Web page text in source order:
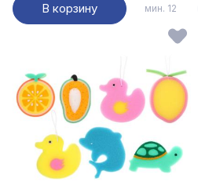
В корзину мин. 12